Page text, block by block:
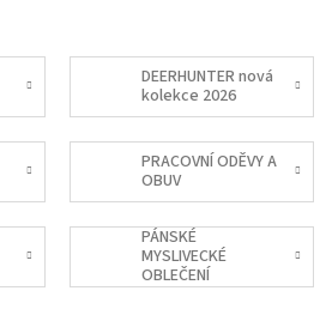
DEERHUNTER nová
kolekce 2026
PRACOVNÍ ODĚVY A
OBUV
PÁNSKÉ
MYSLIVECKÉ
OBLEČENÍ